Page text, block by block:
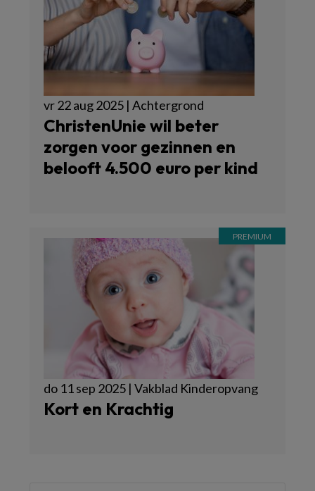
vr 22 aug 2025 | Achtergrond
ChristenUnie wil beter
zorgen voor gezinnen en
belooft 4.500 euro per kind
do 11 sep 2025 | Vakblad Kinderopvang
Kort en Krachtig